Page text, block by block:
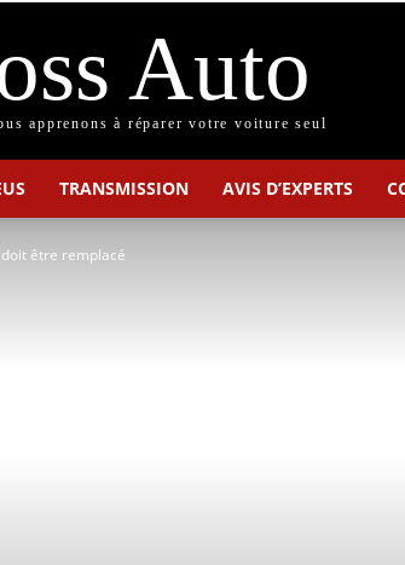
Auto
apprenons à réparer votre voiture seul
TRANSMISSION AVIS D’EXPERTS
être remplacé